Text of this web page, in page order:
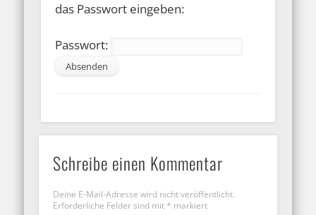
das Passwort eingeben:
Passwort:
Schreibe einen Kommentar
Deine E-Mail-Adresse wird nicht veröffentlicht.
Erforderliche Felder sind mit * markiert